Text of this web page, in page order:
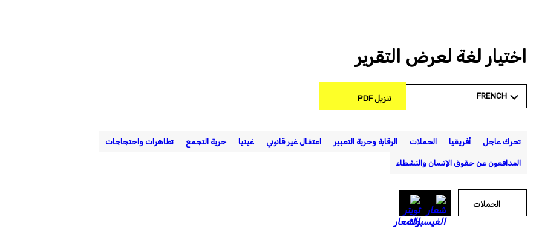
اختيار لغة لعرض التقرير
FRENCH تنزيل PDF
تحرك عاجل أفريقيا الحملات الرقابة وحرية التعبير اعتقال غير قانوني غينيا حرية التجمع تظاهرات واحتجاجات
المدافعون عن حقوق الإنسان والنشطاء
الحملات